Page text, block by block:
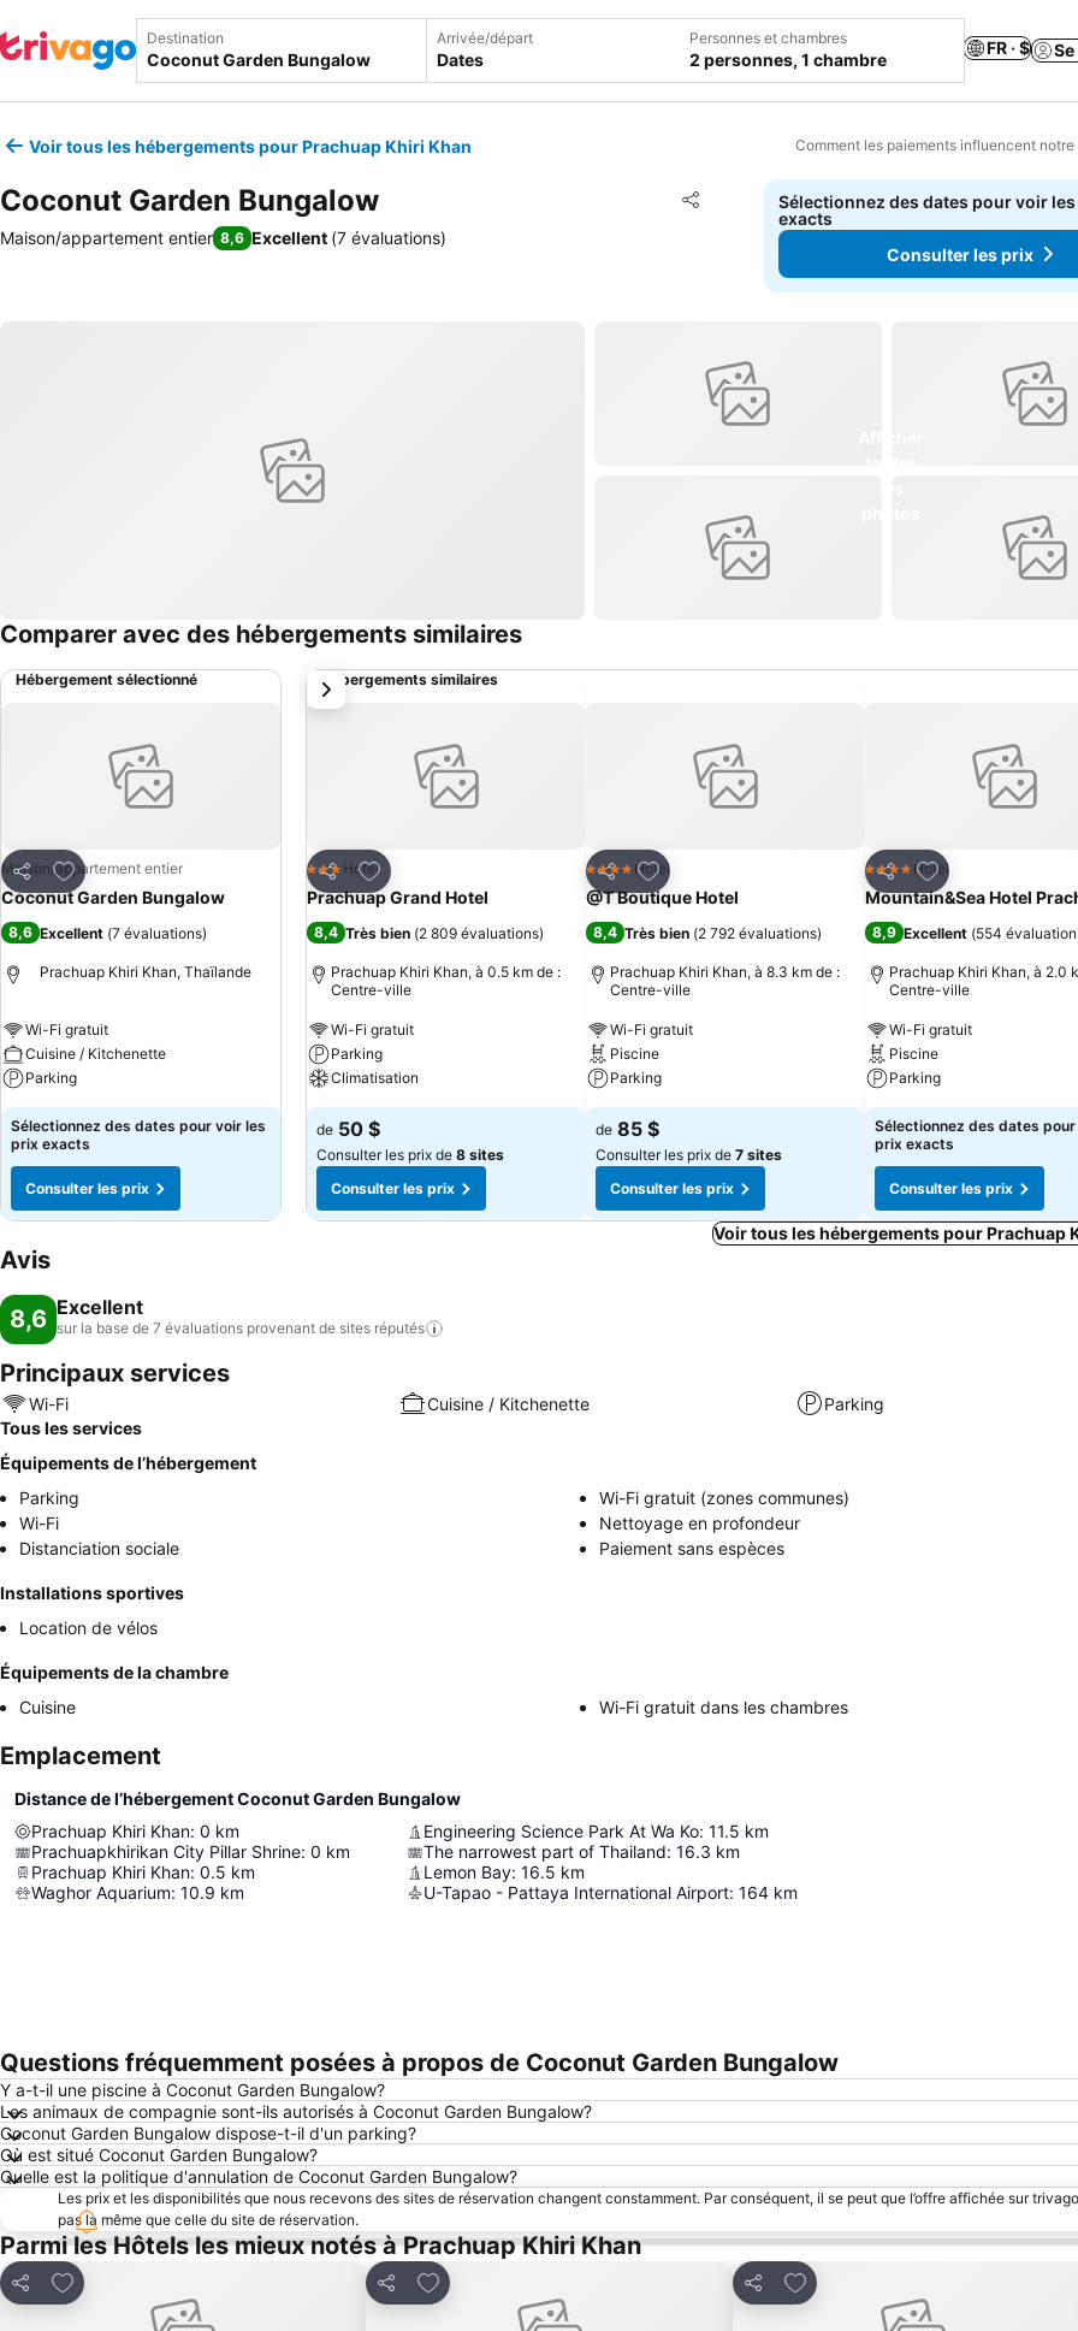
Destination Arrivée/départ
Dates
Personnes et chambres
2 personnes, 1 chambre
FR · $
Voir tous les hébergements pour Prachuap Khiri Khan Comment les paiements influencent
Coconut Garden Bungalow Partager
Ajouter à mes favoris
Maison/appartement entier 8,6 Excellent (7 évaluations)
Sélectionnez des dates pour voir
exacts
Consulter les prix
Comparer avec des hébergements similaires
Hébergement sélectionné
Partager
Ajouter à mes favoris
Maison/appartement entier
Coconut Garden Bungalow
8,6 Excellent (7 évaluations)
Prachuap Khiri Khan, Thaïlande
Wi-Fi gratuit
Cuisine / Kitchenette
Parking
Sélectionnez des dates pour voir les
prix exacts
Consulter les prix
Hébergements similaires
Partager
Ajouter à mes favoris
3 ÉtoilesHotel
Prachuap Grand Hotel
8,4 Très bien (2 809 évaluations)
Prachuap Khiri Khan, à 0.5 km de :
Centre-ville
Wi-Fi gratuit
Parking
Climatisation
de 50 $
Consulter les prix de 8 sites
Consulter les prix
Partager
Ajouter à mes favoris
4 ÉtoilesHotel
@T Boutique Hotel
8,4 Très bien (2 792 évaluations)
Prachuap Khiri Khan, à 8.3 km de :
Centre-ville
Wi-Fi gratuit
Piscine
Parking
de 85 $
Consulter les prix de 7 sites
Consulter les prix
Partager
Ajouter à mes
4 ÉtoilesHotel
Mountain&Sea Hotel
8,9 Excellent (554
Prachuap Khiri Khan, à 2.0
Centre-ville
Wi-Fi gratuit
Piscine
Parking
Sélectionnez des dates pour
prix exacts
Consulter les prix
suivant
Voir tous les hébergements pour Prachuap
Avis
8,6 Excellent
sur la base de 7 évaluations provenant de sites réputés
Principaux services
Wi-Fi Cuisine / Kitchenette
Parking
Tous les services
Équipements de l’hébergement
Parking
Wi-Fi gratuit (zones communes)
Wi-Fi
Nettoyage en profondeur
Distanciation sociale
Paiement sans espèces
Installations sportives
Location de vélos
Équipements de la chambre
Cuisine
Wi-Fi gratuit dans les chambres
Emplacement
Distance de l’hébergement Coconut Garden Bungalow
Prachuap Khiri Khan: 0 km
Prachuapkhirikan City Pillar Shrine: 0 km
Prachuap Khiri Khan: 0.5 km
Waghor Aquarium: 10.9 km
Engineering Science Park At Wa Ko: 11.5 km
The narrowest part of Thailand: 16.3 km
Lemon Bay: 16.5 km
U-Tapao - Pattaya International Airport: 164 km
Agrandir la carte
Questions fréquemment posées à propos de Coconut Garden Bungalow
Y a-t-il une piscine à Coconut Garden Bungalow?
Les animaux de compagnie sont-ils autorisés à Coconut Garden Bungalow?
Coconut Garden Bungalow dispose-t-il d'un parking?
Où est situé Coconut Garden Bungalow?
Quelle est la politique d'annulation de Coconut Garden Bungalow?
Les prix et les disponibilités que nous recevons des sites de réservation changent constamment. Par conséquent, il se peut que l’offre affichée sur
pas la même que celle du site de réservation.
Parmi les Hôtels les mieux notés à Prachuap Khiri Khan
Partager
Ajouter à mes favoris
Partager
Ajouter à mes favoris
Partager
Ajouter à mes favoris